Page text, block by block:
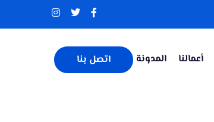
أعمالنا المدونة اتصل بنا